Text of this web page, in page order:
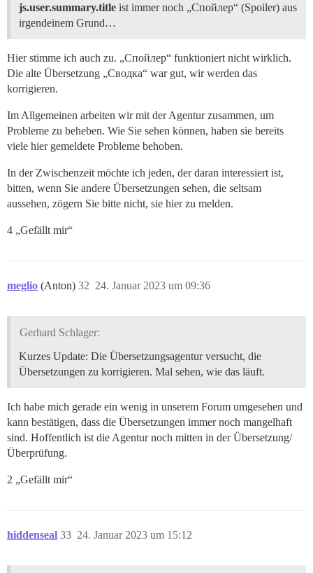
js.user.summary.title ist immer noch „Спойлер“ (Spoiler) aus
irgendeinem Grund…
Hier stimme ich auch zu. „Спойлер“ funktioniert nicht wirklich.
Die alte Übersetzung „Сводка“ war gut, wir werden das
korrigieren.
Im Allgemeinen arbeiten wir mit der Agentur zusammen, um
Probleme zu beheben. Wie Sie sehen können, haben sie bereits
viele hier gemeldete Probleme behoben.
In der Zwischenzeit möchte ich jeden, der daran interessiert ist,
bitten, wenn Sie andere Übersetzungen sehen, die seltsam
aussehen, zögern Sie bitte nicht, sie hier zu melden.
4 „Gefällt mir“
meglio (Anton) 24. Januar 2023 um 09:36
32
Gerhard Schlager:
Kurzes Update: Die Übersetzungsagentur versucht, die
Übersetzungen zu korrigieren. Mal sehen, wie das läuft.
Ich habe mich gerade ein wenig in unserem Forum umgesehen und
kann bestätigen, dass die Übersetzungen immer noch mangelhaft
sind. Hoffentlich ist die Agentur noch mitten in der Übersetzung/
Überprüfung.
2 „Gefällt mir“
hiddenseal 24. Januar 2023 um 15:12
33